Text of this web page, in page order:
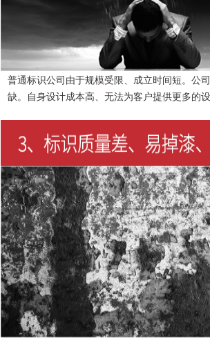
普通标识公司由于规模受限、成立时间短。公
缺。自身设计成本高、无法为客户提供更多的设